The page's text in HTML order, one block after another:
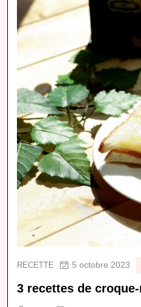
RECETTE 5 octobre 2023
3 recettes de